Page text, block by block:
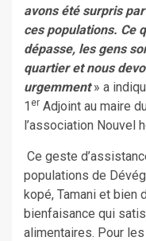
avons été surpris
ces populations. Ce
dépasse, les gens
quartier et nous
urgemment» a
1 er Adjoint au maire
l’association Nouvel
Ce geste
populations de
kopé, Tamani et bien
bienfaisance qui
alimentaires. Pour